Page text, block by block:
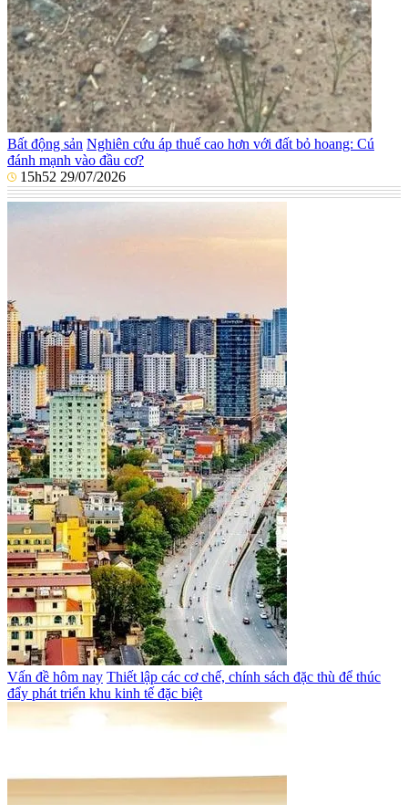
Bất động sản Nghiên cứu áp thuế cao hơn với đất bỏ hoang: Cú
đánh mạnh vào đầu cơ?
15h52 29/07/2026
Vấn đề hôm nay Thiết lập các cơ chế, chính sách đặc thù để thúc
đẩy phát triển khu kinh tế đặc biệt